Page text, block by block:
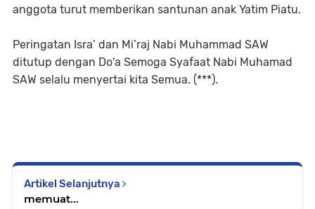
anggota turut memberikan santunan anak Yatim Piatu.
Peringatan Isra’ dan Mi’raj Nabi Muhammad SAW
ditutup dengan Do'a Semoga Syafaat Nabi Muhamad
SAW selalu menyertai kita Semua. (***).
Artikel Selanjutnya
memuat...